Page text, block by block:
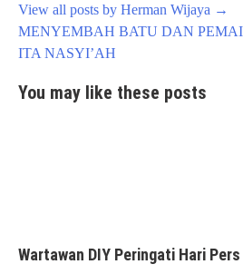
View all posts by Herman Wijaya →
Post
navigation
MENYEMBAH BATU DAN
ITA NASYI’AH
You may like these posts
Wartawan DIY Peringati Hari